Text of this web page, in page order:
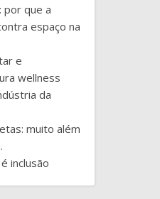
por que a
espaço na
e
wellness
da
muito além
inclusão